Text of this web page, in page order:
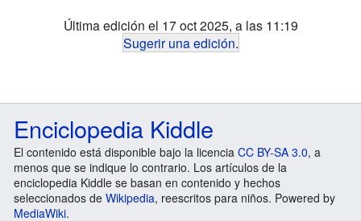
Última edición el 17 oct 2025, a las 11:19
Sugerir una edición.
Enciclopedia Kiddle
El contenido está disponible bajo la licencia CC BY-SA 3.0, a
menos que se indique lo contrario. Los artículos de la
enciclopedia Kiddle se basan en contenido y hechos
seleccionados de Wikipedia, reescritos para niños. Powered by
MediaWiki.